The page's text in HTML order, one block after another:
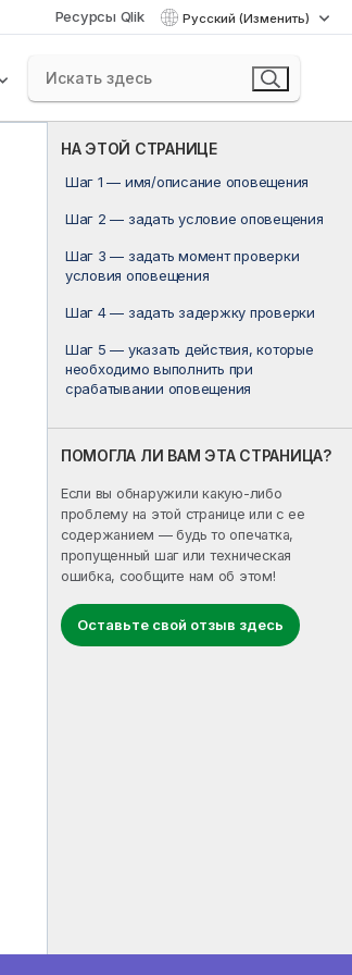
Ресурсы Qlik Русский (Изменить)
НА ЭТОЙ СТРАНИЦЕ
Шаг 1 — имя/описание оповещения
Шаг 2 — задать условие оповещения
Шаг 3 — задать момент проверки
условия оповещения
Шаг 4 — задать задержку проверки
Шаг 5 — указать действия, которые
необходимо выполнить при
срабатывании оповещения
ПОМОГЛА ЛИ ВАМ ЭТА СТРАНИЦА?
Если вы обнаружили какую-либо
проблему на этой странице или с ее
содержанием — будь то опечатка,
пропущенный шаг или техническая
ошибка, сообщите нам об этом!
Оставьте свой отзыв здесь